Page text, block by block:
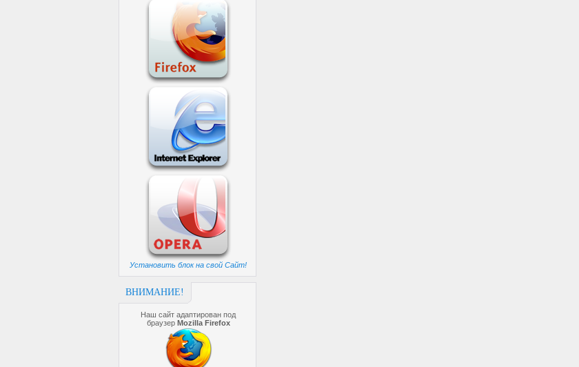
Установить блок на свой Сайт!
ВНИМАНИЕ!
Наш сайт адаптирован под
браузер Mozilla Firefox